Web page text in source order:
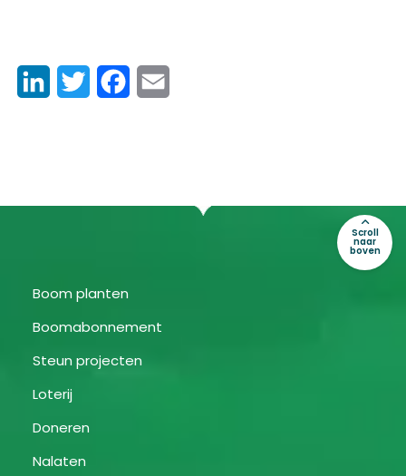
LinkedInTwitter Facebook
Boom planten
Boomabonnement
Steun projecten
Loterij
Doneren
Nalaten
Scroll
naar
boven